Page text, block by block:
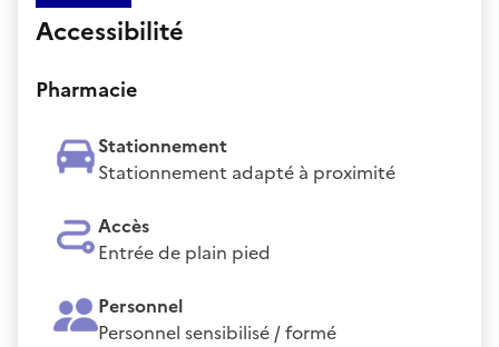
Accessibilité
Pharmacie
Stationnement
Stationnement adapté à proximité
Accès
Entrée de plain pied
Personnel
Personnel sensibilisé / formé